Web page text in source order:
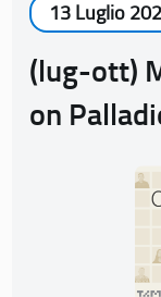
13 Luglio
(lug-ott)
on